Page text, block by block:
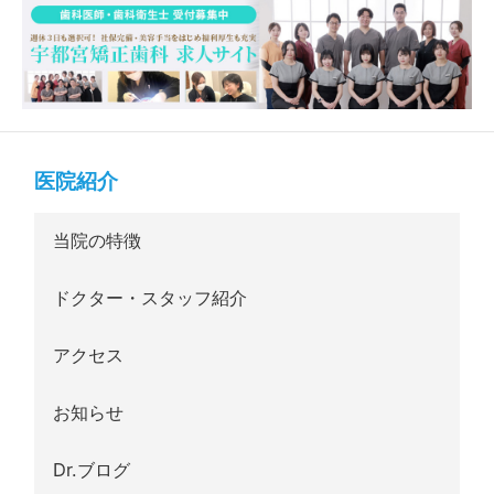
医院紹介
当院の特徴
ドクター・スタッフ紹介
アクセス
お知らせ
Dr.ブログ